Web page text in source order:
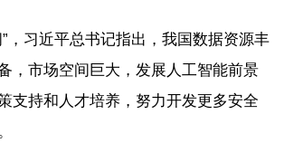
，习近平总书记指出，我国数据资源丰
，市场空间巨大，发展人工智能前景
支持和人才培养，努力开发更多安全